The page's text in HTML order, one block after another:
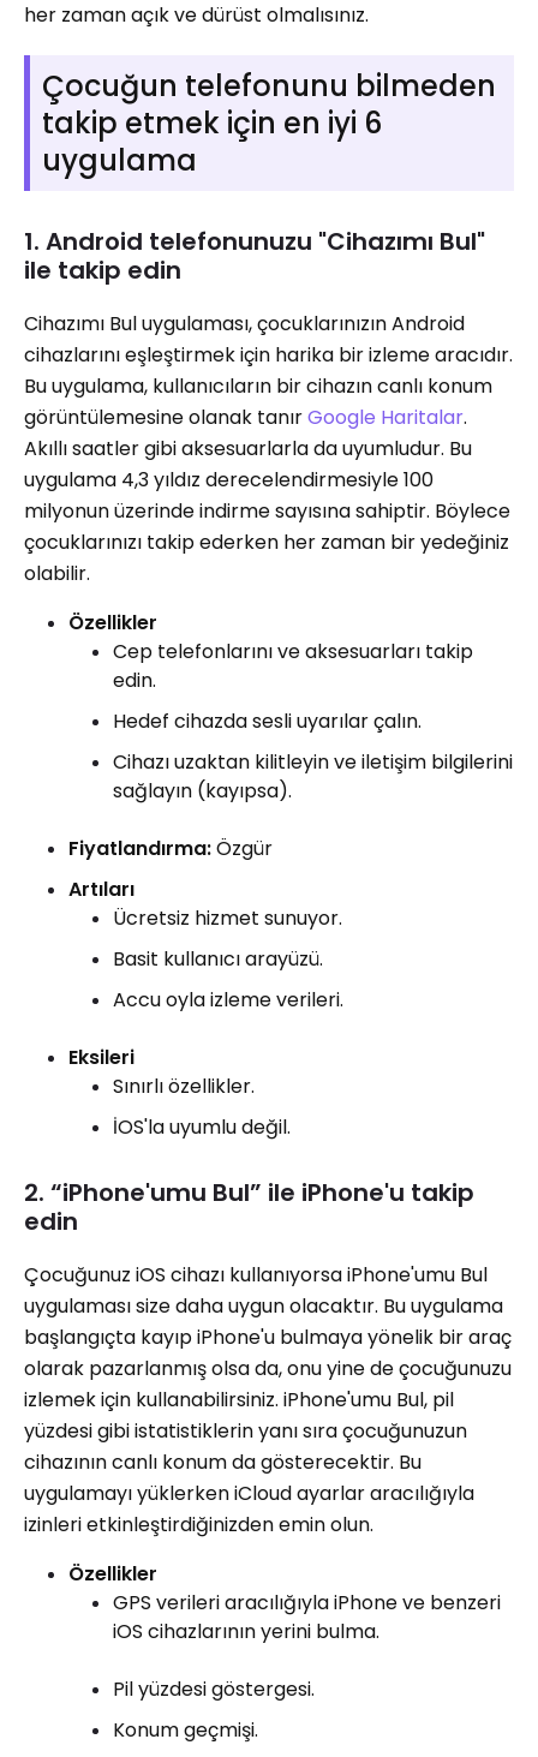
her zaman açık ve dürüst olmalısınız.
Çocuğun telefonunu bilmeden
takip etmek için en iyi 6
uygulama
1. Android telefonunuzu "Cihazımı Bul"
ile takip edin
Cihazımı Bul uygulaması, çocuklarınızın Android
cihazlarını eşleştirmek için harika bir izleme aracıdır.
Bu uygulama, kullanıcıların bir cihazın canlı konum
görüntülemesine olanak tanırGoogle Haritalar.
Akıllı saatler gibi aksesuarlarla da uyumludur. Bu
uygulama 4,3 yıldız derecelendirmesiyle 100
milyonun üzerinde indirme sayısına sahiptir. Böylece
çocuklarınızı takip ederken her zaman bir yedeğiniz
olabilir.
Özellikler
Cep telefonlarını ve aksesuarları takip
edin.
Hedef cihazda sesli uyarılar çalın.
Cihazı uzaktan kilitleyin ve iletişim bilgilerini
sağlayın (kayıpsa).
Fiyatlandırma:Özgür
Artıları
Ücretsiz hizmet sunuyor.
Basit kullanıcı arayüzü.
Accu oyla izleme verileri.
Eksileri
Sınırlı özellikler.
İOS'la uyumlu değil.
2. “iPhone'umu Bul” ile iPhone'u takip
edin
Çocuğunuz iOS cihazı kullanıyorsa iPhone'umu Bul
uygulaması size daha uygun olacaktır. Bu uygulama
başlangıçta kayıp iPhone'u bulmaya yönelik bir araç
olarak pazarlanmış olsa da, onu yine de çocuğunuzu
izlemek için kullanabilirsiniz. iPhone'umu Bul, pil
yüzdesi gibi istatistiklerin yanı sıra çocuğunuzun
cihazının canlı konum da gösterecektir. Bu
uygulamayı yüklerken iCloud ayarlar aracılığıyla
izinleri etkinleştirdiğinizden emin olun.
Özellikler
GPS verileri aracılığıyla iPhone ve benzeri
iOS cihazlarının yerini bulma.
Pil yüzdesi göstergesi.
Konum geçmişi.